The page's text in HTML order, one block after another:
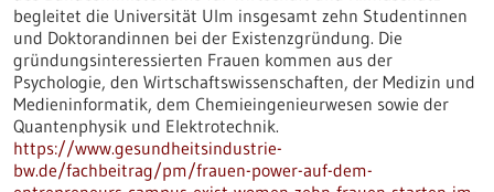
begleitet die Universität Ulm insgesamt zehn Studentinnen
und Doktorandinnen bei der Existenzgründung. Die
gründungsinteressierten Frauen kommen aus der
Psychologie, den Wirtschaftswissenschaften, der Medizin und
Medieninformatik, dem Chemieingenieurwesen sowie der
Quantenphysik und Elektrotechnik.
https://www.gesundheitsindustrie-
bw.de/fachbeitrag/pm/frauen-power-auf-dem-